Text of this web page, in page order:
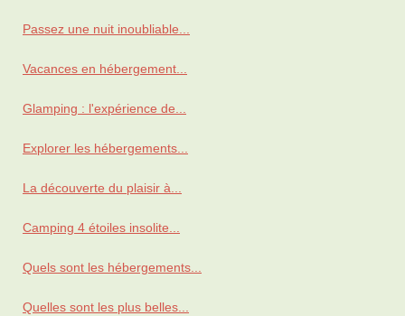
Passez une nuit inoubliable...
Vacances en hébergement...
Glamping : l'expérience de...
Explorer les hébergements...
La découverte du plaisir à...
Camping 4 étoiles insolite...
Quels sont les hébergements...
Quelles sont les plus belles...